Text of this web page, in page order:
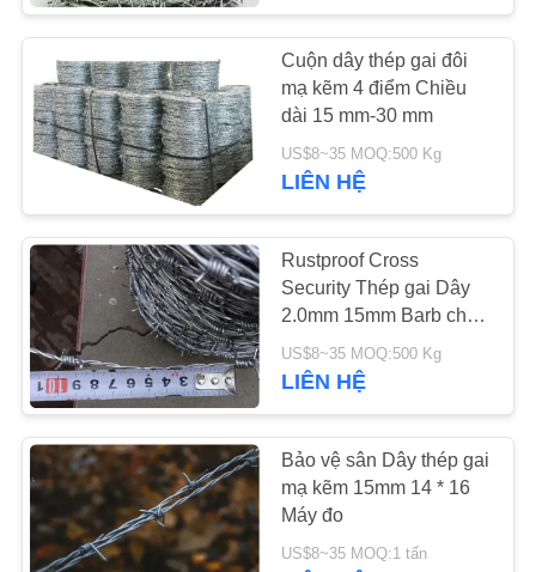
SƠ
TRANG
WEB
PRIVACY
POLICY
Dây lưới Demister
Pad
90
Đấu kiếm thép
Palisade
Cuộn dây thép gai đôi
mạ kẽm 4 điểm Chiều
dài 15 mm-30 mm
US$8~35 MOQ:500 Kg
LIÊN HỆ
Rustproof Cross
Security Thép gai Dây
2.0mm 15mm Barb cho
nhà máy
US$8~35 MOQ:500 Kg
LIÊN HỆ
Bảo vệ sân Dây thép gai
mạ kẽm 15mm 14 * 16
Máy đo
US$8~35 MOQ:1 tấn